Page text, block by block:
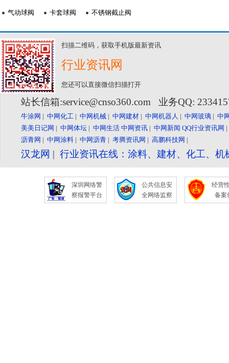
气动球阀 卡套球阀 不锈钢截止阀
扫描二维码，获取手机版最新资讯
行业资讯网
您还可以直接微信扫描打开
站长信箱:service@cnso360.com 业务QQ:
牛涂网 | 中网化工 | 中网机械 | 中网建材 | 中网机器人 | 中网玻璃 | 中
美美日记网 | 中网体坛 | 中网生活 中网资讯 | 中网新闻 QQ行业资讯网
沥青网 | 中网涂料 | 中网沥青 | 考腾资讯网 | 高鹏科技网 |
汉龙网 | 行业资讯在线：涂料、建材、化工、
深圳网络警
察报警平台
公共信息安
全网络监察
经营
备案